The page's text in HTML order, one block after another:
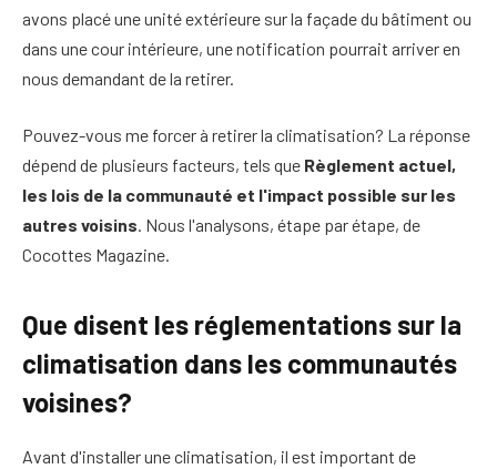
avons placé une unité extérieure sur la façade du bâtiment ou
dans une cour intérieure, une notification pourrait arriver en
nous demandant de la retirer.
Pouvez-vous me forcer à retirer la climatisation? La réponse
dépend de plusieurs facteurs, tels que Règlement actuel,
les lois de la communauté et l'impact possible sur les
autres voisins. Nous l'analysons, étape par étape, de
Cocottes Magazine.
Que disent les réglementations sur la
climatisation dans les communautés
voisines?
Avant d'installer une climatisation, il est important de